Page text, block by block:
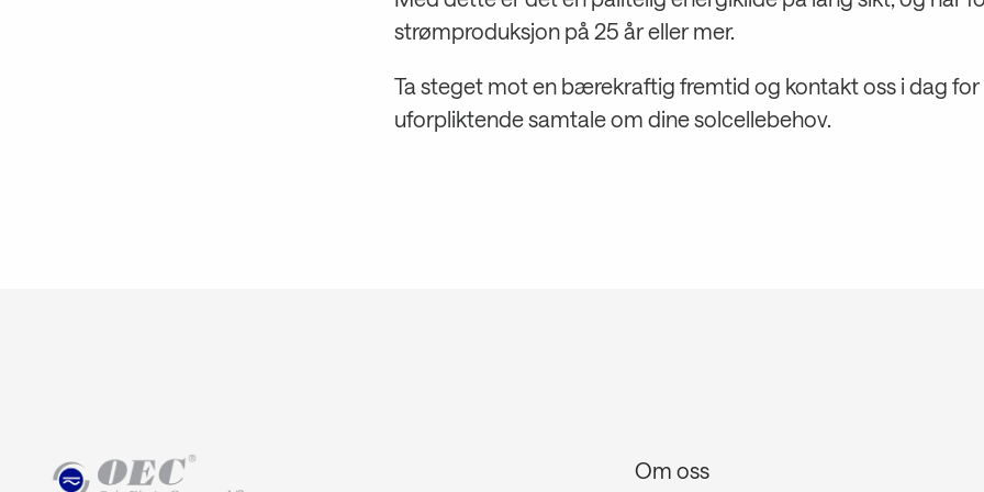
strømproduksjon på 25 år eller mer.
Ta steget mot en bærekraftig fremtid og kontakt oss i dag for
uforpliktende samtale om dine solcellebehov.
Om oss